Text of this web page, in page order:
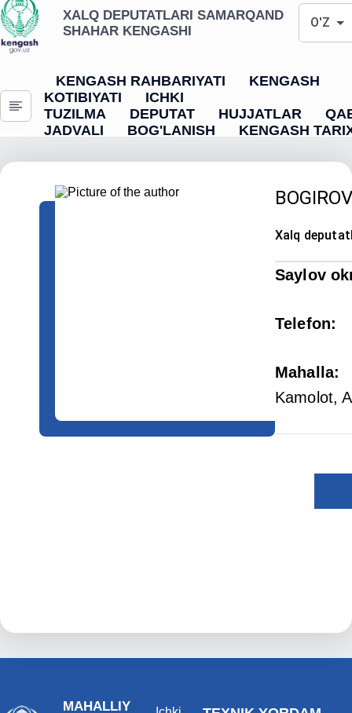
XALQ DEPUTATLARI SAMARQAND
SHAHAR KENGASHI
O'Z
KENGASH RAHBARIYATI
KENGASH
KOTIBIYATI
ICHKI
TUZILMA
DEPUTAT HUJJATLAR
JADVALI
BOG'LANISH KENGASH
Xalq
Saylov
Telefon:
Mahalla:
Kamolot,
MAHALLIY